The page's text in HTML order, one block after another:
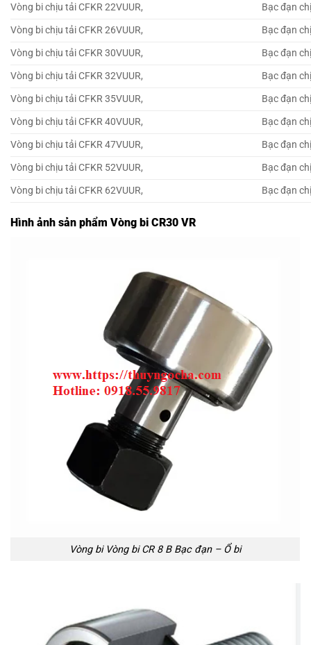
Vòng bi chịu tải CFKR 22VUUR,
Bạc đạn
Vòng bi chịu tải CFKR 26VUUR,
Bạc đạn
Vòng bi chịu tải CFKR 30VUUR,
Bạc đạn
Vòng bi chịu tải CFKR 32VUUR,
Bạc đạn
Vòng bi chịu tải CFKR 35VUUR,
Bạc đạn
Vòng bi chịu tải CFKR 40VUUR,
Bạc đạn
Vòng bi chịu tải CFKR 47VUUR,
Bạc đạn
Vòng bi chịu tải CFKR 52VUUR,
Bạc đạn
Vòng bi chịu tải CFKR 62VUUR,
Bạc đạn
Hình ảnh sản phẩm Vòng bi CR30 VR
Vòng bi Vòng bi CR 8 B Bạc đạn – Ổ bi